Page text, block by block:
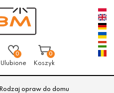
0
Ulubione
0
Koszyk
Rodzaj opraw do domu